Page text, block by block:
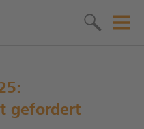
gefordert